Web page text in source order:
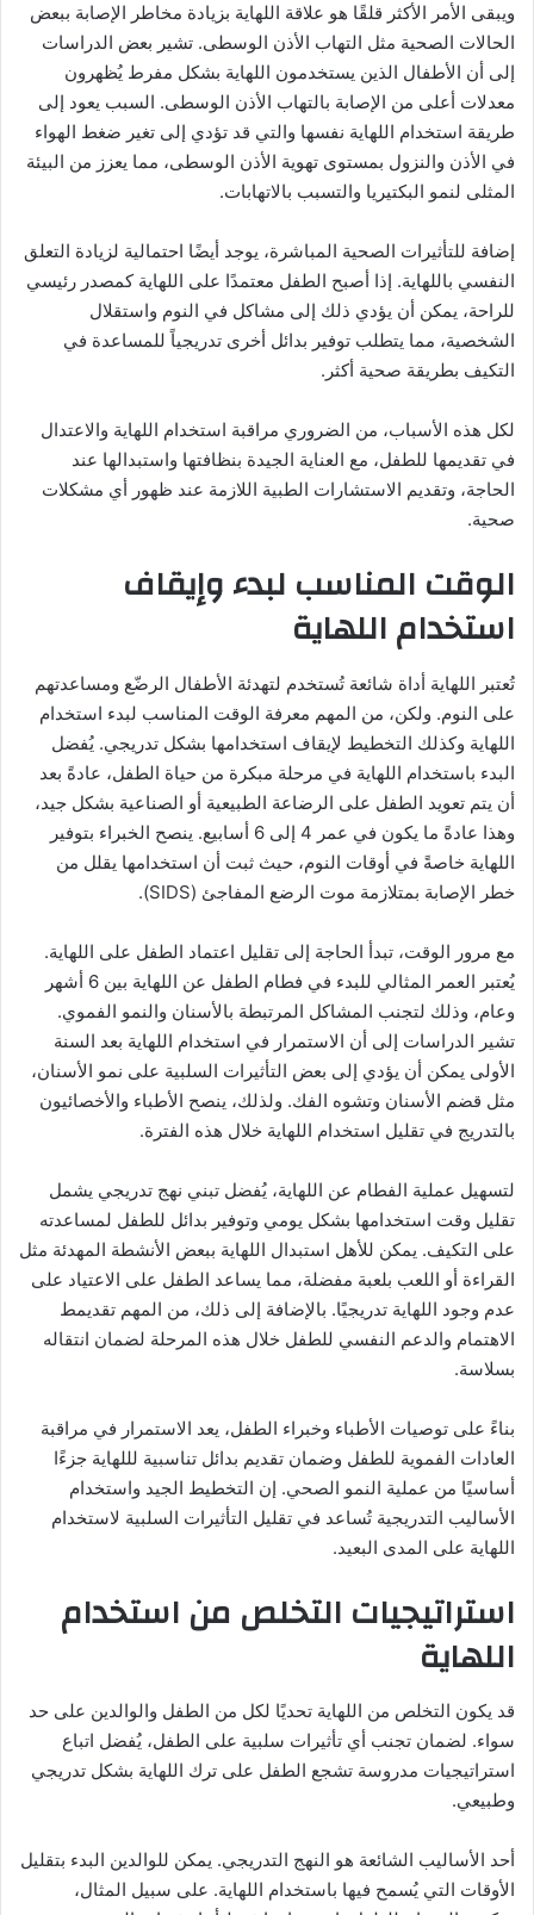
ويبقى الأمر الأكثر قلقًا هو علاقة اللهاية بزيادة مخاطر الإصابة ببعض
الحالات الصحية مثل التهاب الأذن الوسطى. تشير بعض الدراسات
إلى أن الأطفال الذين يستخدمون اللهاية بشكل مفرط يُظهرون
معدلات أعلى من الإصابة بالتهاب الأذن الوسطى. السبب يعود إلى
طريقة استخدام اللهاية نفسها والتي قد تؤدي إلى تغير ضغط الهواء
في الأذن والنزول بمستوى تهوية الأذن الوسطى، مما يعزز من البيئة
المثلى لنمو البكتيريا والتسبب بالاتهابات.
إضافة للتأثيرات الصحية المباشرة، يوجد أيضًا احتمالية لزيادة التعلق
النفسي باللهاية. إذا أصبح الطفل معتمدًا على اللهاية كمصدر رئيسي
للراحة، يمكن أن يؤدي ذلك إلى مشاكل في النوم واستقلال
الشخصية، مما يتطلب توفير بدائل أخرى تدريجياً للمساعدة في
التكيف بطريقة صحية أكثر.
لكل هذه الأسباب، من الضروري مراقبة استخدام اللهاية والاعتدال
في تقديمها للطفل، مع العناية الجيدة بنظافتها واستبدالها عند
الحاجة، وتقديم الاستشارات الطبية اللازمة عند ظهور أي مشكلات
صحية.
الوقت المناسب لبدء وإيقاف
استخدام اللهاية
تُعتبر اللهاية أداة شائعة تُستخدم لتهدئة الأطفال الرضّع ومساعدتهم
على النوم. ولكن، من المهم معرفة الوقت المناسب لبدء استخدام
اللهاية وكذلك التخطيط لإيقاف استخدامها بشكل تدريجي. يُفضل
البدء باستخدام اللهاية في مرحلة مبكرة من حياة الطفل، عادةً بعد
أن يتم تعويد الطفل على الرضاعة الطبيعية أو الصناعية بشكل جيد،
وهذا عادةً ما يكون في عمر 4 إلى 6 أسابيع. ينصح الخبراء بتوفير
اللهاية خاصةً في أوقات النوم، حيث ثبت أن استخدامها يقلل من
خطر الإصابة بمتلازمة موت الرضع المفاجئ (SIDS).
مع مرور الوقت، تبدأ الحاجة إلى تقليل اعتماد الطفل على اللهاية.
يُعتبر العمر المثالي للبدء في فطام الطفل عن اللهاية بين 6 أشهر
وعام، وذلك لتجنب المشاكل المرتبطة بالأسنان والنمو الفموي.
تشير الدراسات إلى أن الاستمرار في استخدام اللهاية بعد السنة
الأولى يمكن أن يؤدي إلى بعض التأثيرات السلبية على نمو الأسنان،
مثل قضم الأسنان وتشوه الفك. ولذلك، ينصح الأطباء والأخصائيون
بالتدريج في تقليل استخدام اللهاية خلال هذه الفترة.
لتسهيل عملية الفطام عن اللهاية، يُفضل تبني نهج تدريجي يشمل
تقليل وقت استخدامها بشكل يومي وتوفير بدائل للطفل لمساعدته
على التكيف. يمكن للأهل استبدال اللهاية ببعض الأنشطة المهدئة مثل
القراءة أو اللعب بلعبة مفضلة، مما يساعد الطفل على الاعتياد على
عدم وجود اللهاية تدريجيًا. بالإضافة إلى ذلك، من المهم تقديمط
الاهتمام والدعم النفسي للطفل خلال هذه المرحلة لضمان انتقاله
بسلاسة.
بناءً على توصيات الأطباء وخبراء الطفل، يعد الاستمرار في مراقبة
العادات الفموية للطفل وضمان تقديم بدائل تناسبية لللهاية جزءًا
أساسيًا من عملية النمو الصحي. إن التخطيط الجيد واستخدام
الأساليب التدريجية تُساعد في تقليل التأثيرات السلبية لاستخدام
اللهاية على المدى البعيد.
استراتيجيات التخلص من استخدام
اللهاية
قد يكون التخلص من اللهاية تحديًا لكل من الطفل والوالدين على حد
سواء. لضمان تجنب أي تأثيرات سلبية على الطفل، يُفضل اتباع
استراتيجيات مدروسة تشجع الطفل على ترك اللهاية بشكل تدريجي
وطبيعي.
أحد الأساليب الشائعة هو النهج التدريجي. يمكن للوالدين البدء بتقليل
الأوقات التي يُسمح فيها باستخدام اللهاية. على سبيل المثال،